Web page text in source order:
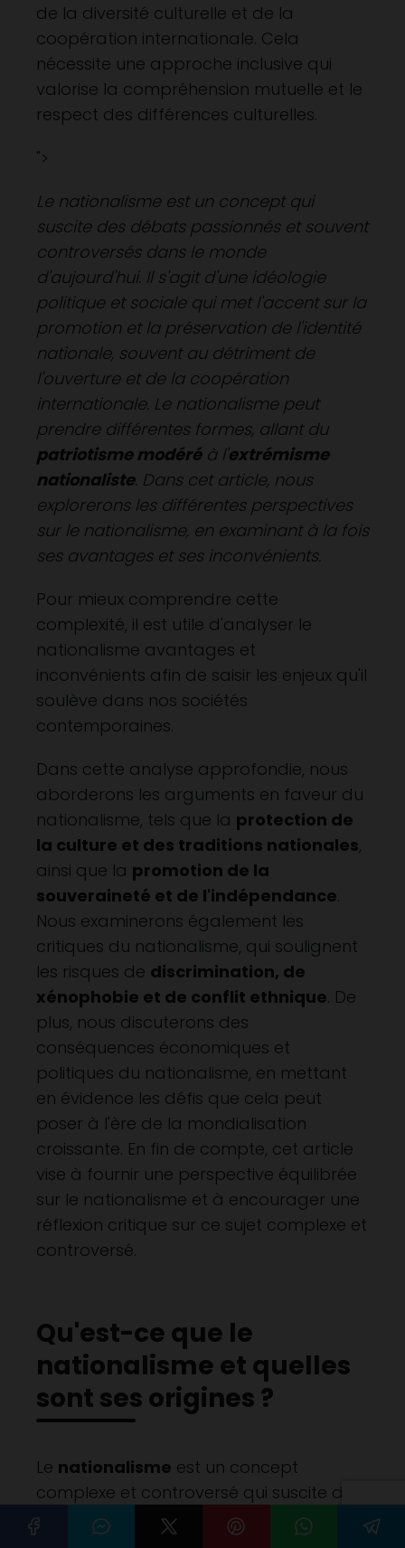
de la diversité culturelle et de la
coopération internationale. Cela
nécessite une approche inclusive qui
valorise la compréhension mutuelle et le
respect des différences culturelles.
">
Le nationalisme est un concept qui
suscite des débats passionnés et souvent
controversés dans le monde
d'aujourd'hui. Il s'agit d'une idéologie
politique et sociale qui met l'accent sur la
promotion et la préservation de l'identité
nationale, souvent au détriment de
l'ouverture et de la coopération
internationale. Le nationalisme peut
prendre différentes formes, allant du
patriotisme modéréà l'extrémisme
nationaliste. Dans cet article, nous
explorerons les différentes perspectives
sur le nationalisme, en examinant à la fois
ses avantages et ses inconvénients.
Pour mieux comprendre cette
complexité, il est utile d'analyser le
nationalisme avantages et
inconvénients afin de saisir les enjeux qu'il
soulève dans nos sociétés
contemporaines.
Dans cette analyse approfondie, nous
aborderons les arguments en faveur du
nationalisme, tels que la protection de
la culture et des traditions nationales,
ainsi que la promotion de la
souveraineté et de l'indépendance.
Nous examinerons également les
critiques du nationalisme, qui soulignent
les risques de discrimination, de
xénophobie et de conflit ethnique. De
plus, nous discuterons des
conséquences économiques et
politiques du nationalisme, en mettant
en évidence les défis que cela peut
poser à l'ère de la mondialisation
croissante. En fin de compte, cet article
vise à fournir une perspective équilibrée
sur le nationalisme et à encourager une
réflexion critique sur ce sujet complexe et
controversé.
Qu'est-ce que le
nationalisme et quelles
sont ses origines ?
Le nationalisme est un concept
complexe et controversé qui suscite des
débats passionnés. Il peut être défini
comme un attachement profond à la